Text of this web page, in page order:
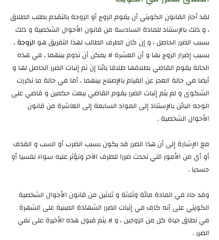
لقد أجاز القانون الكويتي أن يقوم الزوج أو الزوجة بالتقدم بطلب الطلاق
، و ذلك بالإستناد للمادة السادسة من قانون الأحوال الشخصية و ذلك
بسبب الضرر الحاصل ، و إن كان الطرف الطالب لهذا التفريق هو الزوجة،
بسبب إضرار الزوج بها و أن العشرة لا يمكن أن تدوم بينهما ، في هذه
الحالة يقوم القاضي بطلاقها طلاقا بائنا إن تم إتباث الضرر الحاصل لها و
أيضا في حالة العجز عن القيام بالإصلاح بينهما ، أما في حالة ما تكررت
الشكوى و لم يثم إتباث الضرر يقوم القاضي ببعث حكمين و قاضي على
الوجه البائن بالإستناد إلى المواد السابعة إلى العاشرة من قانون
الأحوال الشخصية .
مع الإشارة إلى أن هذا الضرر قد يكون بسبب الضرب أو السب و القذف
أو أي من الأمور التي تحدث ضررا للطرف الآخر وتؤثر عليه سواء نفسيا أو
جسديا .
وقد جاء في المادة مائة وثلاثة و ثلاثين من قانون الأحوال الشخصية
الكويتي على أنه كاف في إثبات الضرر الشهادة المبنية على الشهرة
في نطاق حياة كل من الزوجين ، و لا يثم قبول هذه الأخيرة على نفي
الضرر .